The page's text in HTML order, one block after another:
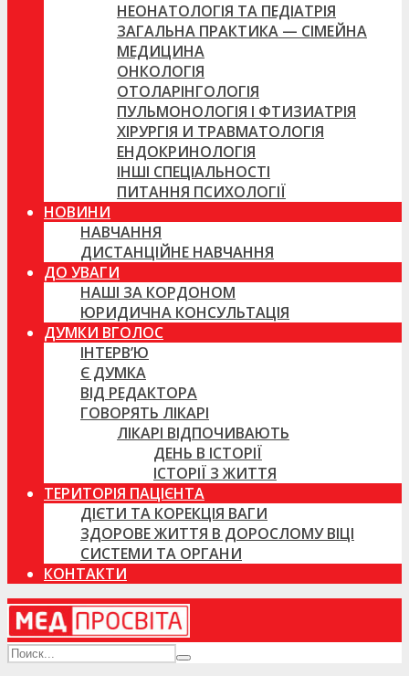
НЕОНАТОЛОГІЯ ТА ПЕДІАТРІЯ
ЗАГАЛЬНА ПРАКТИКА — СІМЕЙНА
МЕДИЦИНА
ОНКОЛОГІЯ
ОТОЛАРІНГОЛОГІЯ
ПУЛЬМОНОЛОГІЯ І ФТИЗИАТРІЯ
ХІРУРГІЯ И ТРАВМАТОЛОГІЯ
ЕНДОКРИНОЛОГІЯ
ІНШІ СПЕЦІАЛЬНОСТІ
ПИТАННЯ ПСИХОЛОГІЇ
НОВИНИ
НАВЧАННЯ
ДИСТАНЦІЙНЕ НАВЧАННЯ
ДО УВАГИ
НАШІ ЗА КОРДОНОМ
ЮРИДИЧНА КОНСУЛЬТАЦІЯ
ДУМКИ ВГОЛОС
ІНТЕРВ’Ю
Є ДУМКА
ВІД РЕДАКТОРА
ГОВОРЯТЬ ЛІКАРІ
ЛІКАРІ ВІДПОЧИВАЮТЬ
ДЕНЬ В ІСТОРІЇ
ІСТОРІЇ З ЖИТТЯ
ТЕРИТОРІЯ ПАЦІЄНТА
ДІЄТИ ТА КОРЕКЦІЯ ВАГИ
ЗДОРОВЕ ЖИТТЯ В ДОРОСЛОМУ ВІЦІ
СИСТЕМИ ТА ОРГАНИ
КОНТАКТИ